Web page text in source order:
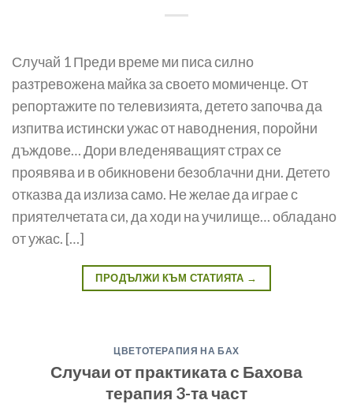
Случай 1 Преди време ми писа силно
разтревожена майка за своето момиченце. От
репортажите по телевизията, детето започва да
изпитва истински ужас от наводнения, поройни
дъждове… Дори вледеняващият страх се
проявява и в обикновени безоблачни дни. Детето
отказва да излиза само. Не желае да играе с
приятелчетата си, да ходи на училище… обладано
от ужас. […]
ПРОДЪЛЖИ КЪМ СТАТИЯТА →
ЦВЕТОТЕРАПИЯ НА БАХ
Случаи от практиката с Бахова
терапия 3-та част